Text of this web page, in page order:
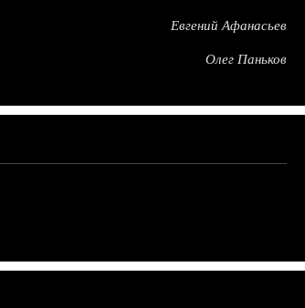
Евгений Афанасьев
Олег Паньков